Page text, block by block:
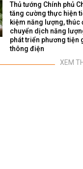
Thủ tướng Chính phủ
tăng cường thực hiện
kiệm năng lượng, thúc
chuyển dịch năng
phát triển phương tiện
thông điện
XEM